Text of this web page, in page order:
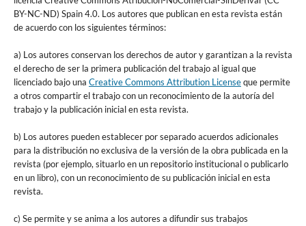
BY-NC-ND) Spain 4.0. Los autores que publican en esta revista están
de acuerdo con los siguientes términos:
a) Los autores conservan los derechos de autor y garantizan a la revista
el derecho de ser la primera publicación del trabajo al igual que
licenciado bajo una Creative Commons Attribution Licenseque permite
a otros compartir el trabajo con un reconocimiento de la autoría del
trabajo y la publicación inicial en esta revista.
b) Los autores pueden establecer por separado acuerdos adicionales
para la distribución no exclusiva de la versión de la obra publicada en la
revista (por ejemplo, situarlo en un repositorio institucional o publicarlo
en un libro), con un reconocimiento de su publicación inicial en esta
revista.
c) Se permite y se anima a los autores a difundir sus trabajos